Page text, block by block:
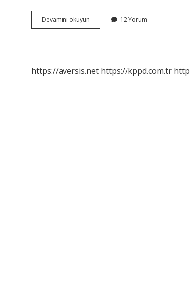
Devamını okuyun Anlamlandırma
Stratejileri
12 Yorum
https://aversis.net https://kppd.com.tr